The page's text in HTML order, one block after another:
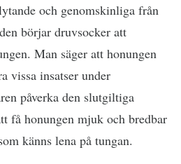
och genomskinliga från
börjar druvsocker att
Man säger att honungen
vissa insatser under
påverka den slutgiltiga
få honungen mjuk och bredbar
känns lena på tungan.